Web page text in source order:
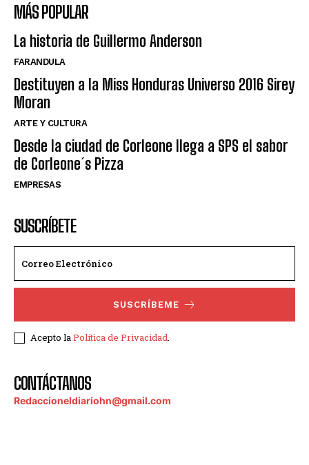
MÁS POPULAR
La historia de Guillermo Anderson
FARANDULA
Destituyen a la Miss Honduras Universo 2016 Sirey
Moran
ARTE Y CULTURA
Desde la ciudad de Corleone llega a SPS el sabor
de Corleone´s Pizza
EMPRESAS
SUSCRÍBETE
SUSCRÍBEME
Acepto la Política de Privacidad
CONTÁCTANOS
Redaccioneldiariohn@gmail.com